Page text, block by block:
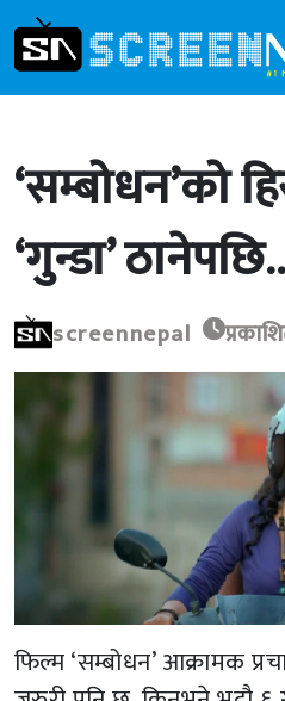
‘सम्बोधन’को
‘गुन्डा’
screennepal
फिल्म ‘सम्बोधन’ आक्रामक